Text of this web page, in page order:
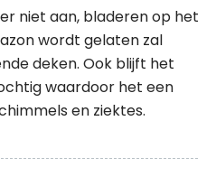
niet aan, bladeren op het
wordt gelaten zal
deken. Ook blijft het
waardoor het een
en ziektes.